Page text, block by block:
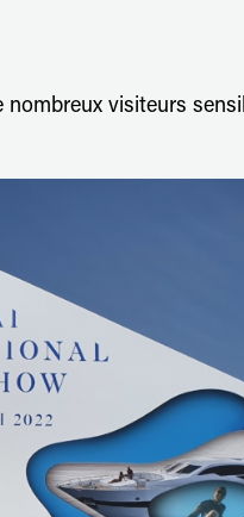
visiteurs